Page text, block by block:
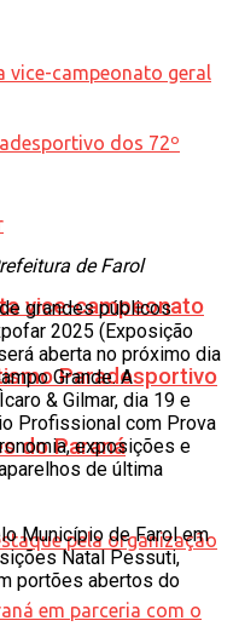
vice-campeonato
Paradesportivo
do Paraná
de Farol
grandes públicos
2025 (Exposição
aberta no próximo dia
Grande. A
& Gilmar, dia 19 e
Profissional com Prova
exposições e
de última
Município de Farol em
Natal Pessuti,
portões abertos do